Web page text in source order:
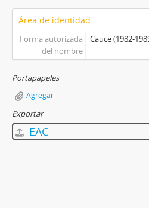
Área de identidad
Forma autorizada
del nombre
Cauce (1982-
Portapapeles
Agregar
Exportar
EAC